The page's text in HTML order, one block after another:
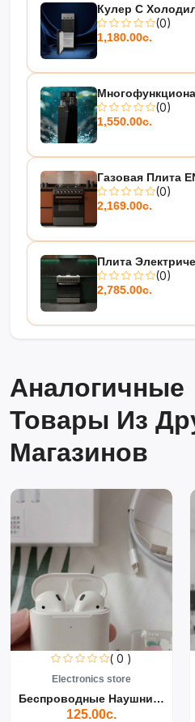
•
Прочный
корпус—
чистый вес 32
кг,
долговечност
ь
Мощное
охлаждение
для
просторных
Кулер С
(0)
1,180.00с.
(0)
1,550.00с.
Газовая Плита
(0)
2,169.00с.
Плита
(0)
2,785.00с.
Аналогичные
Товары Из
Магазинов
( 0 )
Electronics store
Беспроводные Наушники Air...
125.00с.